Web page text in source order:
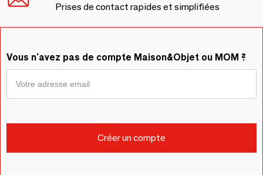
Prises de contact rapides et simplifiées
Vous n'avez pas de compte Maison&Objet ou MOM ?